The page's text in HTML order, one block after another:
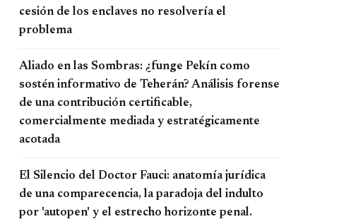
cesión de los enclaves no resolvería el
problema
Aliado en las Sombras: ¿funge Pekín como
sostén informativo de Teherán? Análisis forense
de una contribución certificable,
comercialmente mediada y estratégicamente
acotada
El Silencio del Doctor Fauci: anatomía jurídica
de una comparecencia, la paradoja del indulto
por 'autopen' y el estrecho horizonte penal.